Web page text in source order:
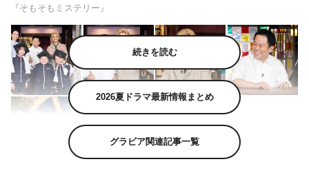
『そもそもミステリー』
続きを読む
2026夏ドラマ最新情報まとめ
グラビア関連記事一覧